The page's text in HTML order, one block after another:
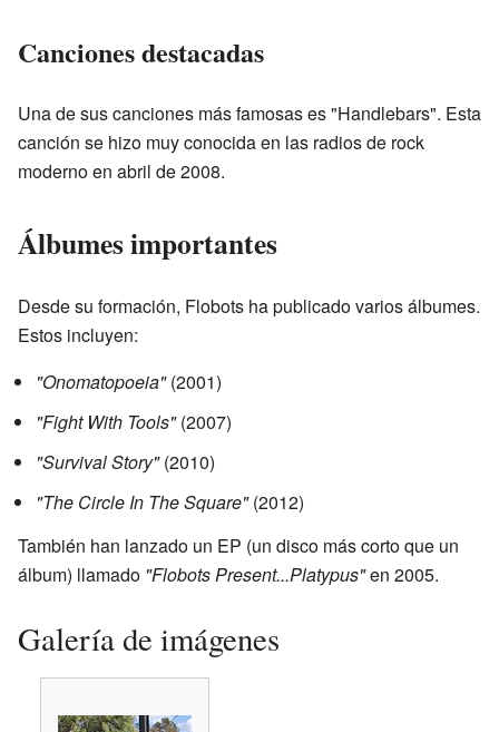
Canciones destacadas
Una de sus canciones más famosas es "Handlebars". Esta
canción se hizo muy conocida en las radios de rock
moderno en abril de 2008.
Álbumes importantes
Desde su formación, Flobots ha publicado varios álbumes.
Estos incluyen:
"Onomatopoeia"(2001)
"Fight With Tools"(2007)
"Survival Story"(2010)
"The Circle In The Square"(2012)
También han lanzado un EP (un disco más corto que un
álbum) llamado "Flobots Present...Platypus"en 2005.
Galería de imágenes